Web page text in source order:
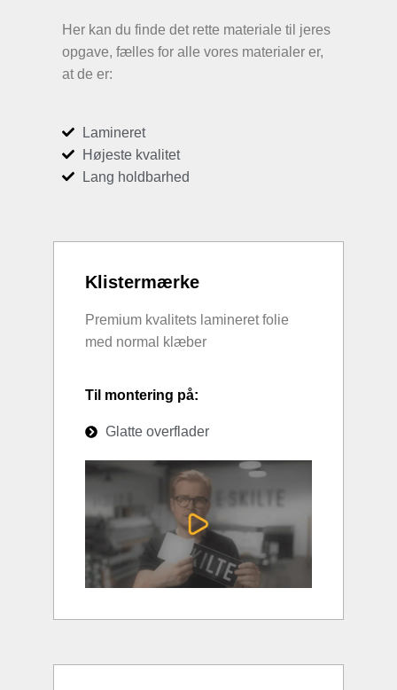
Her kan du finde det rette materiale til jeres
opgave, fælles for alle vores materialer er,
at de er:
Lamineret
Højeste kvalitet
Lang holdbarhed
Klistermærke
Premium kvalitets lamineret folie
med normal klæber
Til montering på:
Glatte overflader